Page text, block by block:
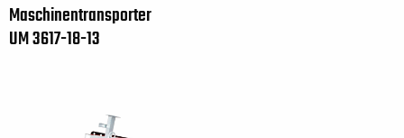
Maschinentransporter
UM 3617-18-13